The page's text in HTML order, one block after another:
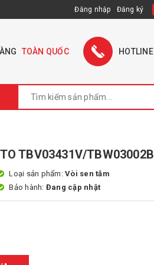
Đăng nhập Đăng ký
TOÀN QUỐC HOTLINE
TBV03431V/TBW03002B
Loại sản phẩm: Vòi sen tắm
Bảo hành: Đang cập nhật